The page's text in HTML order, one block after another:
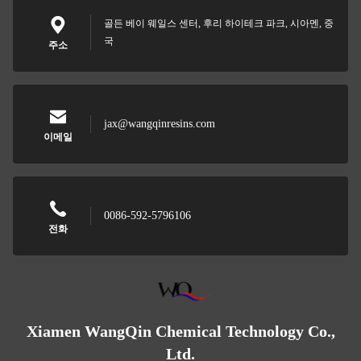
주소
골든 베이 웨일스 센터, 후리 하이테크 파크, 시아멘, 중
국
이메일
jax@wangqinresins.com
전화
0086-592-5796106
Xiamen WangQin Chemical Technology Co.,
Ltd.